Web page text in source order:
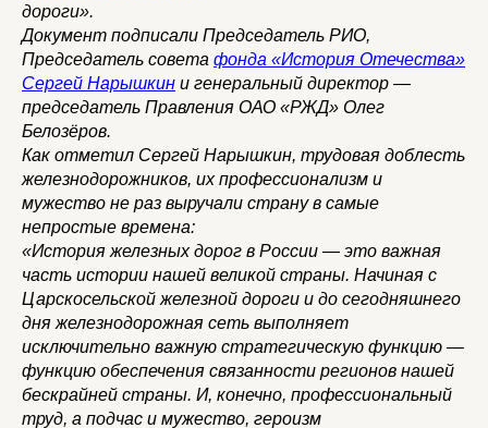
дороги».
Документ подписали Председатель РИО,
Председатель совета фонда «История Отечества»
Сергей Нарышкин и генеральный директор —
председатель Правления ОАО «РЖД» Олег
Белозёров.
Как отметил Сергей Нарышкин, трудовая доблесть
железнодорожников, их профессионализм и
мужество не раз выручали страну в самые
непростые времена:
«История железных дорог в России — это важная
часть истории нашей великой страны. Начиная с
Царскосельской железной дороги и до сегодняшнего
дня железнодорожная сеть выполняет
исключительно важную стратегическую функцию —
функцию обеспечения связанности регионов нашей
бескрайней страны. И, конечно, профессиональный
труд, а подчас и мужество, героизм